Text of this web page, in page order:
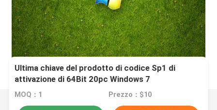
Ultima chiave del prodotto di codice Sp1 di
attivazione di 64Bit 20pc Windows 7
MOQ：1 Prezzo：$10